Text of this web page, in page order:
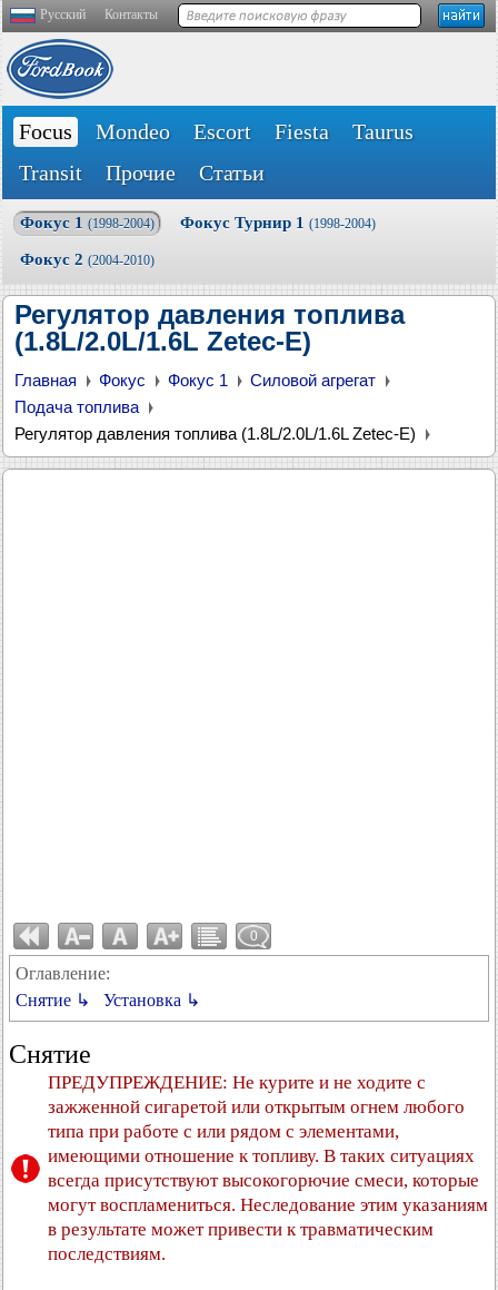
Русский Контакты
Focus Mondeo Escort Fiesta
Taurus
Transit
Прочие Статьи
Фокус 1 (1998-2004) Фокус Турнир 1 (1998-2004)
Фокус 2 (2004-2010)
Регулятор давления топлива
(1.8L/2.0L/1.6L Zetec-E)
Главная Фокус Фокус 1
Силовой агрегат
Подача топлива
Регулятор давления топлива (1.8L/2.0L/1.6L Zetec-E)
0
Оглавление:
Снятие ↳
Установка ↳
Снятие
ПРЕДУПРЕЖДЕНИЕ: Не курите и не ходите с
зажженной сигаретой или открытым огнем любого
типа при работе с или рядом с элементами,
имеющими отношение к топливу. В таких ситуациях
всегда присутствуют высокогорючие смеси, которые
могут воспламениться. Неследование этим указаниям
в результате может привести к травматическим
последствиям.